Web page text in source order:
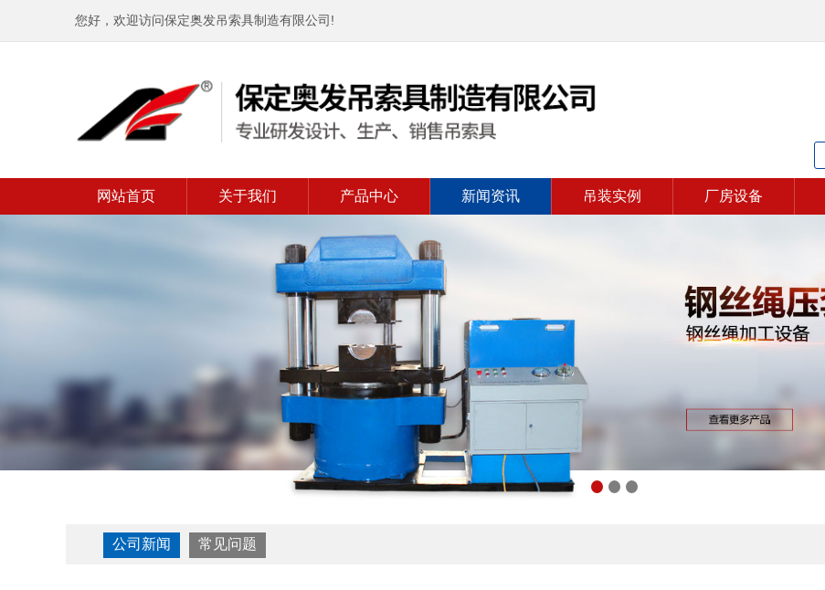
您好，欢迎访问保定奥发吊索具制造有限公司!
网站首页 关于我们 产品中心 新闻资讯 吊装实例 厂房设备
公司新闻 常见问题